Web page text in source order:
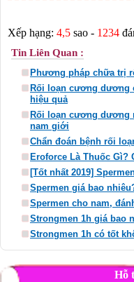
Xếp hạng: 4,5 sao - 1234
Tin Liên Quan :
Phương pháp chữa trị
Rối loạn cương dương
hiệu quả
Rối loạn cương dương
nam giới
Chẩn đoán bệnh rối
Eroforce Là Thuốc Gì?
[Tốt nhất 2019]
Spermen giá bao
Spermen cho nam,
Strongmen 1h giá bao
Strongmen 1h có tốt
Hỗ